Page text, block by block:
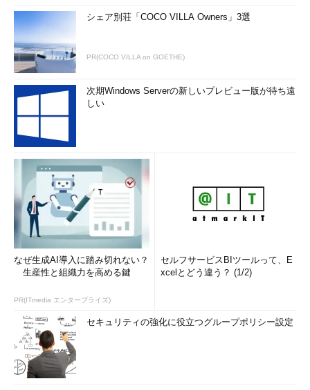
シェア別荘「COCO VILLA Owners」3選
PR(COCO VILLA on GOETHE)
次期Windows Serverの新しいプレビュー版が待ち遠
しい
なぜ生成AI導入に踏み切れない？
生産性と組織力を高める鍵
PR(ITmedia エンタープライズ)
セルフサービスBIツールって、E
xcelとどう違う？ (1/2)
セキュリティの強化に役立つグループポリシー設定